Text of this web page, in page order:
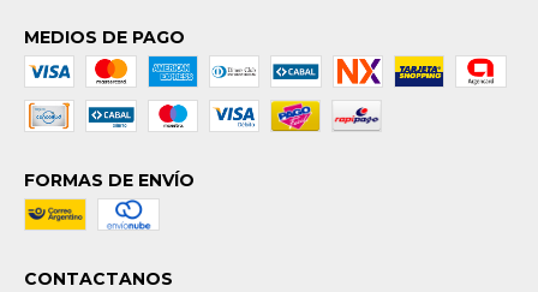
MEDIOS DE PAGO
FORMAS DE ENVÍO
CONTACTANOS